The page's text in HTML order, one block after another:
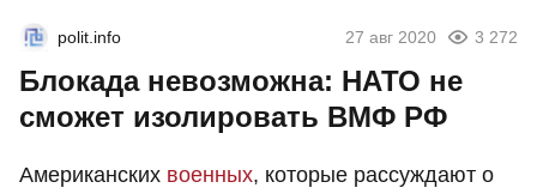
polit.info 27 авг 2020 3 272
Блокада невозможна: НАТО не
сможет изолировать ВМФ РФ
Американских военных, которые рассуждают о